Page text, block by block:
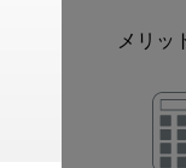
メリッ